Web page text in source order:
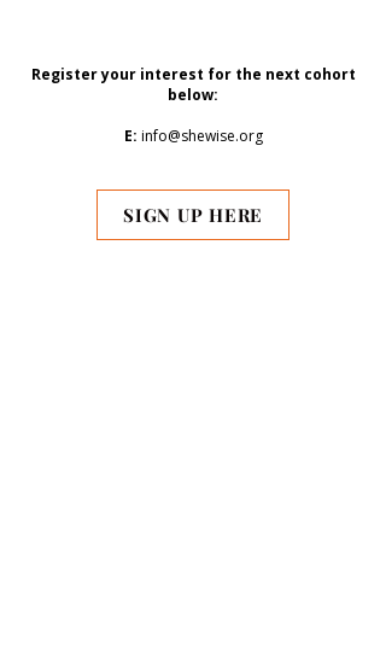
Register your interest for the next cohort
below:
E: info@shewise.org
SIGN UP HERE